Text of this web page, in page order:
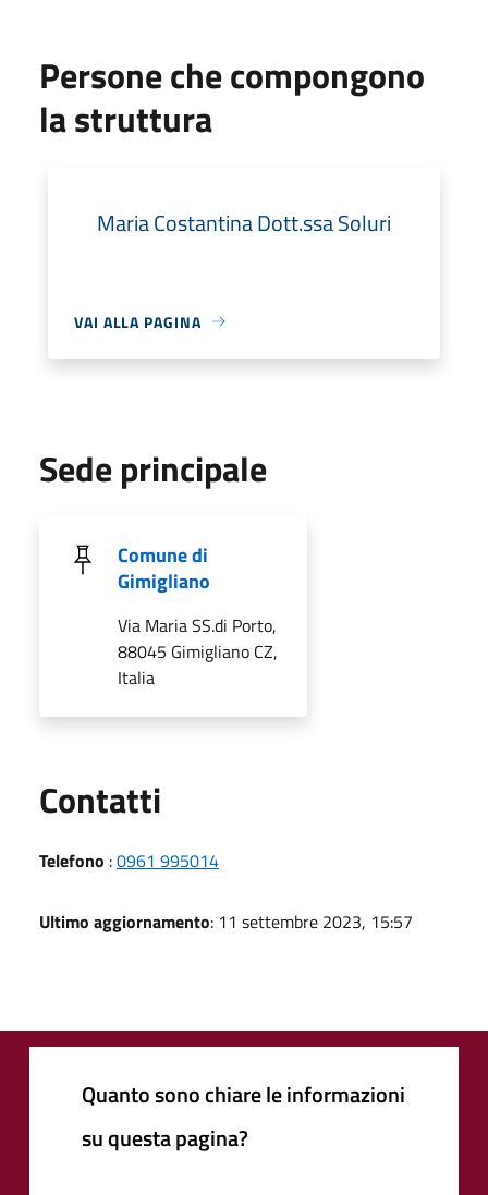
Persone che compongono
la struttura
Maria Costantina Dott.ssa Soluri
VAI ALLA PAGINA
Sede principale
Comune di
Gimigliano
Via Maria SS.di Porto,
88045 Gimigliano CZ,
Italia
Contatti
Telefono :0961 995014
Ultimo aggiornamento: 11 settembre 2023, 15:57
Quanto sono chiare le informazioni
su questa pagina?